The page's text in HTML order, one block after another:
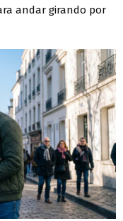
andar girando por